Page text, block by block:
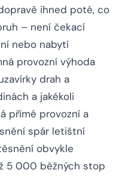
ihned poté, co
– není čekací
nebo nabytí
provozní výhoda
drah a
a jakékoli
přímé provozní a
spár letištní
obvykle
5 000 běžných stop